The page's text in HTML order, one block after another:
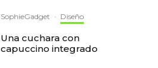
SophieGadget · Diseño
Una cuchara con
capuccino integrado